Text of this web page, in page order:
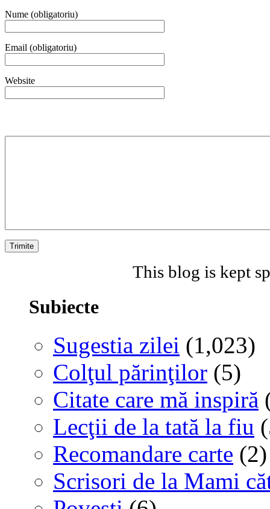
Nume (obligatoriu)
Email (obligatoriu)
Website
This blog is kept
Subiecte
Sugestia zilei (1,023)
Colţul părinţilor (5)
Citate care mă inspiră
Lecţii de la tată la fiu
Recomandare carte (2)
Scrisori de la Mami